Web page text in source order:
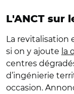
L'ANCT sur
La revitalisation
si on y ajoute la
centres
d’ingénierie
occasion.